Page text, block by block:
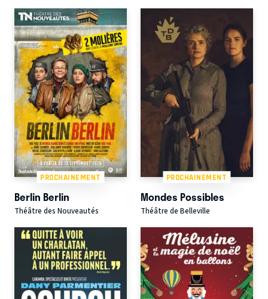
PROCHAINEMENT
Berlin Berlin
Théâtre des Nouveautés
PROCHAINEMENT
Mondes Possibles
Théâtre de Belleville